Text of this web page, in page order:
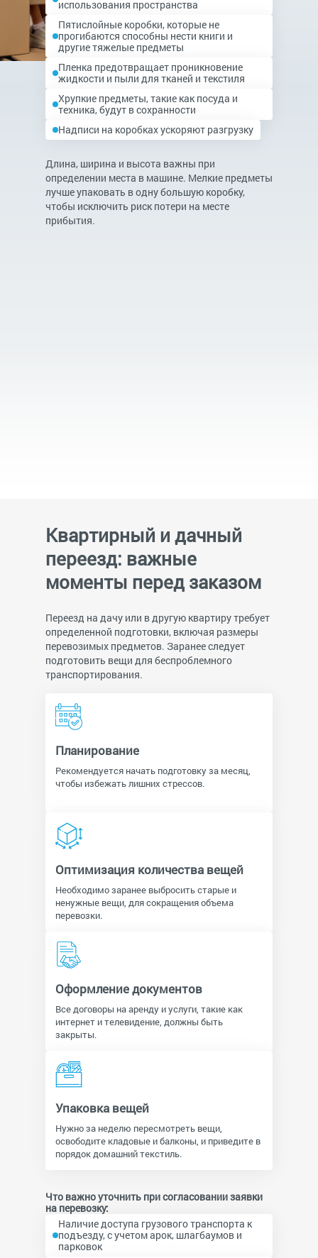
использования пространства
Пятислойные коробки, которые не
прогибаются способны нести книги и
другие тяжелые предметы
Пленка предотвращает проникновение
жидкости и пыли для тканей и текстиля
Хрупкие предметы, такие как посуда и
техника, будут в сохранности
Надписи на коробках ускоряют разгрузку
Длина, ширина и высота важны при
определении места в машине. Мелкие предметы
лучше упаковать в одну большую коробку,
чтобы исключить риск потери на месте
прибытия.
Квартирный и дачный
переезд: важные
моменты перед заказом
Переезд на дачу или в другую квартиру требует
определенной подготовки, включая размеры
перевозимых предметов. Заранее следует
подготовить вещи для беспроблемного
транспортирования.
Планирование
Рекомендуется начать подготовку за месяц,
чтобы избежать лишних стрессов.
Оптимизация количества вещей
Необходимо заранее выбросить старые и
ненужные вещи, для сокращения объема
перевозки.
Оформление документов
Все договоры на аренду и услуги, такие как
интернет и телевидение, должны быть
закрыты.
Упаковка вещей
Нужно за неделю пересмотреть вещи,
освободите кладовые и балконы, и приведите в
порядок домашний текстиль.
Что важно уточнить при согласовании заявки
на перевозку:
Наличие доступа грузового транспорта к
подъезду, с учетом арок, шлагбаумов и
парковок